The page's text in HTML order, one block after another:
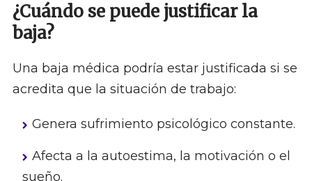
¿Cuándo se puede justificar la
baja?
Una baja médica podría estar justificada si se
acredita que la situación de trabajo:
Genera sufrimiento psicológico constante.
Afecta a la autoestima, la motivación o el
sueño.